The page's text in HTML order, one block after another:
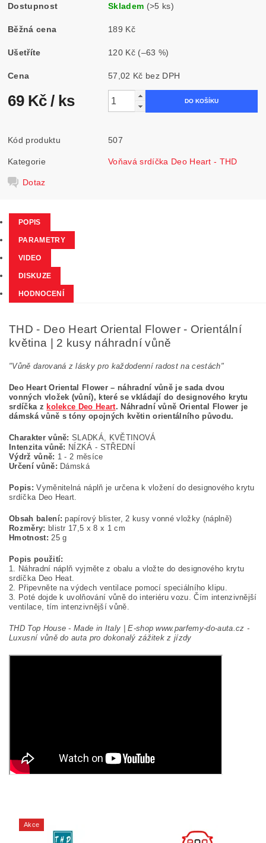
Dostupnost Skladem (>5 ks)
Běžná cena 189 Kč
Ušetříte 120 Kč (–63 %)
Cena 57,02 Kč bez DPH
69 Kč/ ks
Kód produktu 507
Kategorie Voňavá srdíčka Deo Heart - THD
Dotaz
POPIS
PARAMETRY
VIDEO
DISKUZE
HODNOCENÍ
THD - Deo Heart Oriental Flower - Orientální
květina | 2 kusy náhradní vůně
"Vůně darovaná z lásky pro každodenní radost na cestách"
Deo Heart Oriental Flower – náhradní vůně je sada dvou
vonných vložek (vůní), které se vkládají do designového krytu
srdíčka z kolekce Deo Heart. Náhradní vůně Oriental Flower je
dámská vůně s tóny opojných květin orientálního původu.
Charakter vůně: SLADKÁ, KVĚTINOVÁ
Intenzita vůně: NÍZKÁ - STŘEDNÍ
Výdrž vůně: 1 - 2 měsíce
Určení vůně: Dámská
Popis: Vyměnitelná náplň je určena k vložení do designového krytu
srdíčka Deo Heart.
Obsah balení: papírový blister, 2 kusy vonné vložky (náplně)
Rozměry: blistr 17,5 x 8 x 1 cm
Hmotnost: 25 g
Popis použití:
1. Náhradní náplň vyjměte z obalu a vložte do designového krytu
srdíčka Deo Heat.
2. Připevněte na výdech ventilace pomocí speciálního klipu.
3. Poté dojde k uvolňování vůně do interiéru vozu. Čím intenzivnější
ventilace, tím intenzivnější vůně.
THD Top House - Made in Italy | E-shop www.parfemy-do-auta.cz -
Luxusní vůně do auta pro dokonalý zážitek z jízdy
Akce